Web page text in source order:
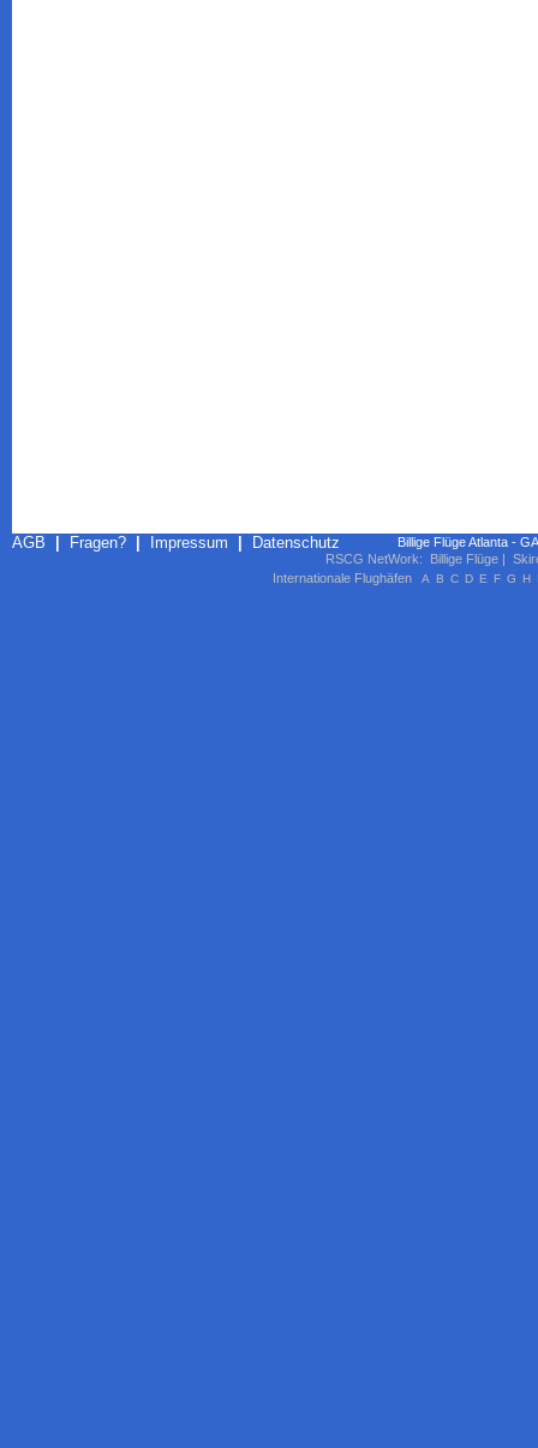
AGB Fragen? Impressum Datenschutz
Billige Flüge Atlanta -
RSCG NetWork: Billige Flüge |
Internationale Flughäfen
A B C D E F G H